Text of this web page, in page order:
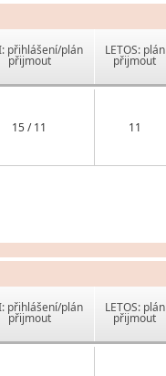
přihlášení/plán
přijmout
LETOS: plán
přijmout
15 / 11 11
přihlášení/plán
přijmout
LETOS: plán
přijmout